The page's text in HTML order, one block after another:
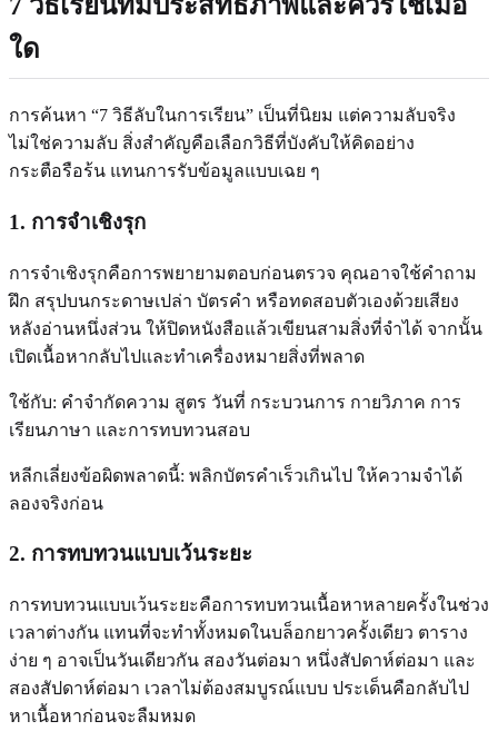
ใด
การค้นหา “7 วิธีลับในการเรียน” เป็นที่นิยม แต่ความลับจริง
ไม่ใช่ความลับ สิ่งสำคัญคือเลือกวิธีที่บังคับให้คิดอย่าง
กระตือรือร้น แทนการรับข้อมูลแบบเฉย ๆ
1. การจำเชิงรุก
การจำเชิงรุกคือการพยายามตอบก่อนตรวจ คุณอาจใช้คำถาม
ฝึก สรุปบนกระดาษเปล่า บัตรคำ หรือทดสอบตัวเองด้วยเสียง
หลังอ่านหนึ่งส่วน ให้ปิดหนังสือแล้วเขียนสามสิ่งที่จำได้ จากนั้น
เปิดเนื้อหากลับไปและทำเครื่องหมายสิ่งที่พลาด
ใช้กับ: คำจำกัดความ สูตร วันที่ กระบวนการ กายวิภาค การ
เรียนภาษา และการทบทวนสอบ
หลีกเลี่ยงข้อผิดพลาดนี้: พลิกบัตรคำเร็วเกินไป ให้ความจำได้
ลองจริงก่อน
2. การทบทวนแบบเว้นระยะ
การทบทวนแบบเว้นระยะคือการทบทวนเนื้อหาหลายครั้งในช่วง
เวลาต่างกัน แทนที่จะทำทั้งหมดในบล็อกยาวครั้งเดียว ตาราง
ง่าย ๆ อาจเป็นวันเดียวกัน สองวันต่อมา หนึ่งสัปดาห์ต่อมา และ
สองสัปดาห์ต่อมา เวลาไม่ต้องสมบูรณ์แบบ ประเด็นคือกลับไป
หาเนื้อหาก่อนจะลืมหมด